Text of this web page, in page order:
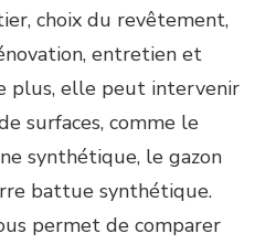
choix du revêtement,
entretien et
plus, elle peut intervenir
surfaces, comme le
synthétique, le gazon
battue synthétique.
permet de comparer